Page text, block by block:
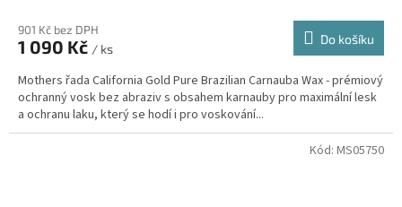
901 Kč bez DPH
1 090 Kč / ks
Do košíku
Mothers řada California Gold Pure Brazilian Carnauba Wax - prémiový
ochranný vosk bez abraziv s obsahem karnauby pro maximální lesk
a ochranu laku, který se hodí i pro voskování...
Kód: MS05750